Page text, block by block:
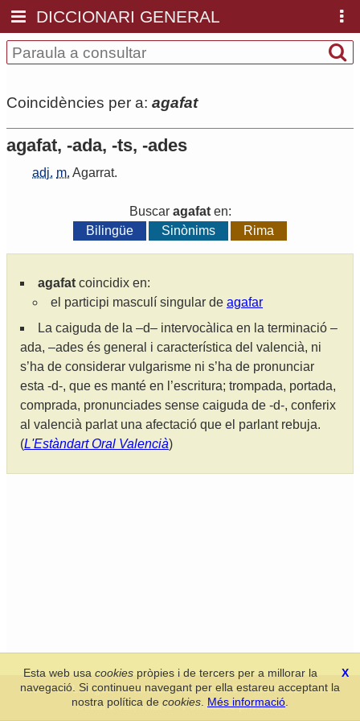
DICCIONARI GENERAL
Coincidències per a: agafat
agafat, -ada, -ts, -ades
adj. m. Agarrat.
Buscar agafaten:
Bilingüe
Sinònims Rima
agafat coincidix en:
el participi masculí singular de agafar
La caiguda de la –d– intervocàlica en la terminació –
ada, –ades és general i característica del valencià, ni
s’ha de considerar vulgarisme ni s’ha de pronunciar
esta -d-, que es manté en l’escritura; trompada, portada,
comprada, pronunciades sense caiguda de -d-, conferix
al valencià parlat una afectació que el parlant rebuja.
(L'Estàndart Oral Valencià)
Secció de Llengua i Lliteratura Valencianes-Real Acadèmia de
Cultura Valenciana-Política de privacitat
X
Esta web usacookies pròpies i de tercers per a millorar la
navegació. Si continueu navegant per ella estareu acceptant la
nostra política de cookies Més informació